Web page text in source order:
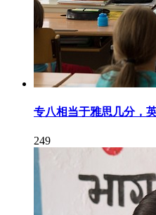
专八相当于雅思几分，
249